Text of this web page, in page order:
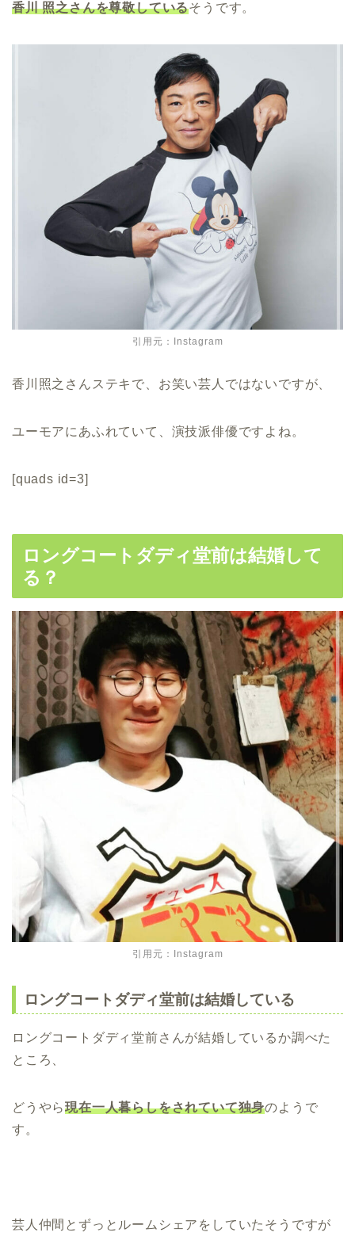
香川 照之さんを尊敬しているそうです。
引用元：Instagram
香川照之さんステキで、お笑い芸人ではないですが、
ユーモアにあふれていて、演技派俳優ですよね。
[quads id=3]
ロングコートダディ堂前は結婚して
る？
引用元：Instagram
ロングコートダディ堂前は結婚している
ロングコートダディ堂前さんが結婚しているか調べた
ところ、
どうやら現在一人暮らしをされていて独身のようで
す。
芸人仲間とずっとルームシェアをしていたそうですが